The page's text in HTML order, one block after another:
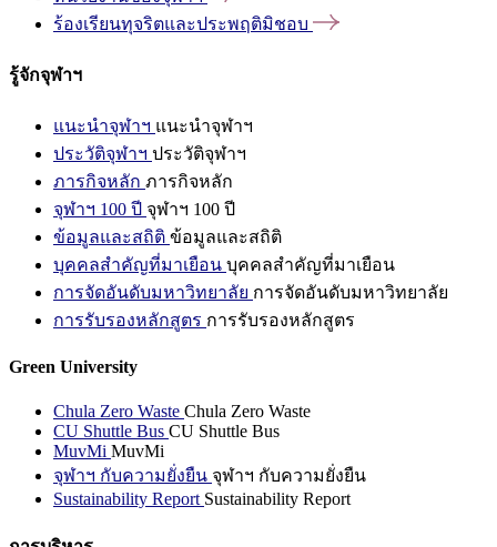
ร้องเรียนทุจริตและประพฤติมิชอบ
รู้จักจุฬาฯ
แนะนำจุฬาฯ แนะนำจุฬาฯ
ประวัติจุฬาฯ ประวัติจุฬาฯ
ภารกิจหลัก ภารกิจหลัก
จุฬาฯ 100 ปี จุฬาฯ 100 ปี
ข้อมูลและสถิติ ข้อมูลและสถิติ
บุคคลสำคัญที่มาเยือน บุคคลสำคัญที่มาเยือน
การจัดอันดับมหาวิทยาลัย การจัดอันดับมหาวิทยาลัย
การรับรองหลักสูตร การรับรองหลักสูตร
Green University
Chula Zero Waste Chula Zero Waste
CU Shuttle Bus CU Shuttle Bus
MuvMi MuvMi
จุฬาฯ กับความยั่งยืน จุฬาฯ กับความยั่งยืน
Sustainability Report Sustainability Report